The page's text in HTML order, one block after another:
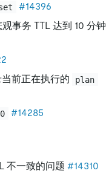
#14396
事务 TTL 达到 10 分钟
前正在执行的 plan
#14285
不一致的问题 #14310